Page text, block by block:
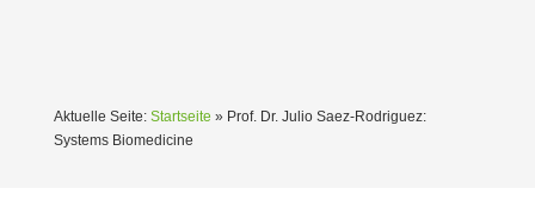
Aktuelle Seite: Startseite » Prof. Dr. Julio Saez-Rodriguez:
Systems Biome­dicine